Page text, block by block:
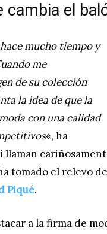
cambia el
mucho tiempo y
me
de su colección
la idea de que la
con una calidad
«, ha
llaman
tomado el relevo
Piqué.
a la firma de